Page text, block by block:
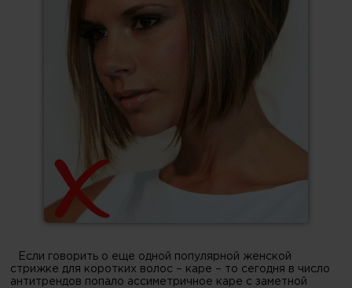
Если говорить о еще одной популярной женской
стрижке для коротких волос – каре – то сегодня в число
антитрендов попало ассиметричное каре с заметной